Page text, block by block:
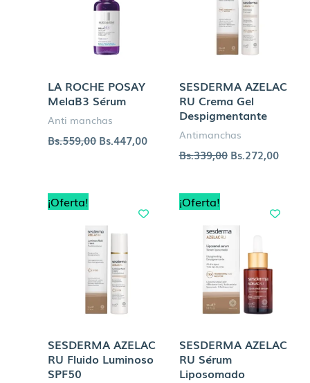
LA ROCHE POSAY
MelaB3 Sérum
Anti manchas
Bs.559,00 Bs.447,00
SESDERMA AZELAC
RU Crema Gel
Despigmentante
Antimanchas
Bs.339,00 Bs.272,00
¡Oferta!
SESDERMA AZELAC
RU Fluido Luminoso
SPF50
original
era:
Bs.348,00.
precio
¡Oferta!
SESDERMA AZELAC
RU Sérum
Liposomado
original
era:
Bs.359,00.
precio